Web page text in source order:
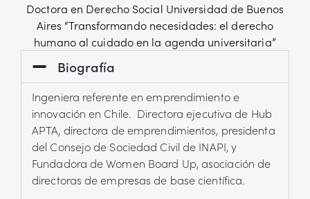
Doctora en Derecho Social Universidad de Buenos
Aires “Transformando necesidades: el derecho
humano al cuidado en la agenda universitaria”
Biografía
Ingeniera referente en emprendimiento e
innovación en Chile. Directora ejecutiva de Hub
APTA, directora de emprendimientos, presidenta
del Consejo de Sociedad Civil de INAPI, y
Fundadora de Women Board Up, asociación de
directoras de empresas de base científica.